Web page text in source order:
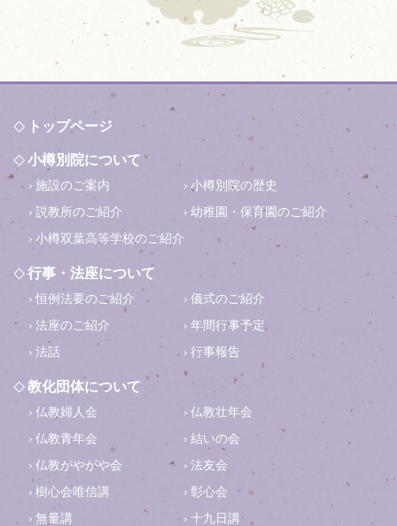
トップページ
小樽別院について
施設のご案内
小樽別院の歴史
説教所のご紹介
幼稚園・保育園のご紹介
小樽双葉高等学校のご紹介
行事・法座について
恒例法要のご紹介
儀式のご紹介
法座のご紹介
年間行事予定
法話
行事報告
教化団体について
仏教婦人会
仏教壮年会
仏教青年会
結いの会
仏教がやがや会
法友会
樹心会唯信講
彰心会
無量講
十九日講